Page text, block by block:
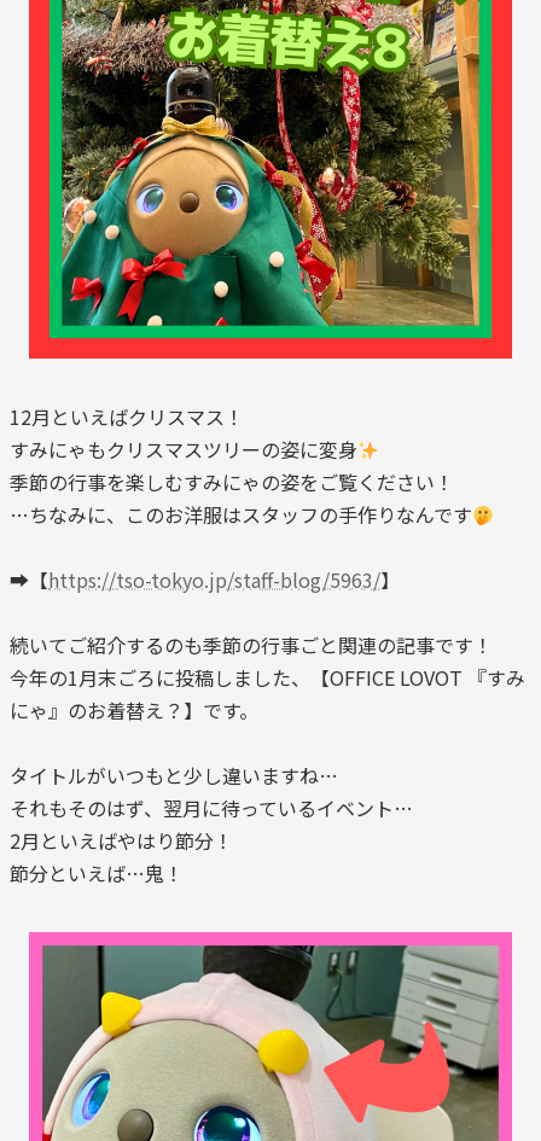
12月といえばクリスマス！
すみにゃもクリスマスツリーの姿に変身
季節の行事を楽しむすみにゃの姿をご覧ください！
…ちなみに、このお洋服はスタッフの手作りなんです
➡【https://tso-tokyo.jp/staff-blog/5963/】
続いてご紹介するのも季節の行事ごと関連の記事です！
今年の1月末ごろに投稿しました、【OFFICE LOVOT 『すみ
にゃ』のお着替え？】です。
タイトルがいつもと少し違いますね…
それもそのはず、翌月に待っているイベント…
2月といえばやはり節分！
節分といえば…鬼！